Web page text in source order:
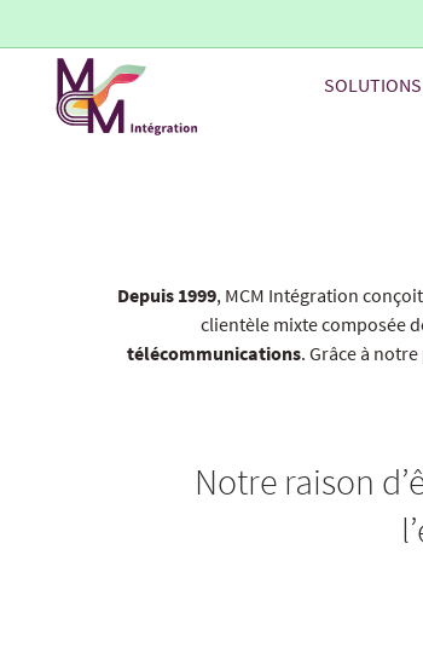
SOLUTIONS
Depuis 1999, MCM Intégration
clientèle mixte composée
télécommunications. Grâce à
Notre raison